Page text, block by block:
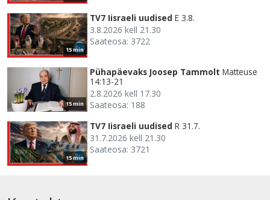
15 min
TV7 Iisraeli uudised E 3.8.
3.8.2026 kell 21.30
Saateosa: 3722
15 min
Pühapäevaks Joosep Tammolt Matteuse
14:13-21
2.8.2026 kell 17.30
Saateosa: 188
15 min
TV7 Iisraeli uudised R 31.7.
31.7.2026 kell 21.30
Saateosa: 3721